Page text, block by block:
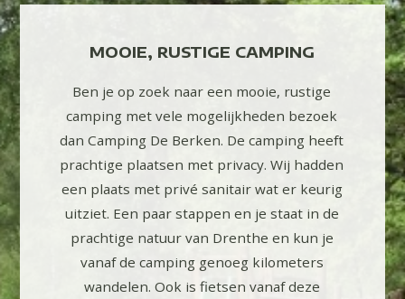
dan
MOOIE, RUSTIGE CAMPING
Ben je op zoek naar een mooie, rustige
camping met vele mogelijkheden bezoek
dan Camping De Berken. De camping heeft
prachtige plaatsen met privacy. Wij hadden
een plaats met privé sanitair wat er keurig
uitziet. Een paar stappen en je staat in de
prachtige natuur van Drenthe en kun je
vanaf de camping genoeg kilometers
wandelen. Ook is fietsen vanaf deze
Het is